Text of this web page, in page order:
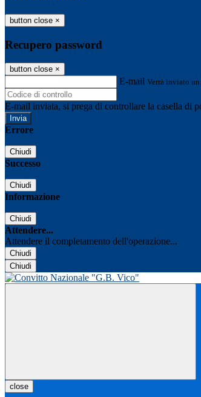
button close ×
Recupero password
button close ×
E-mail Verrà inviato
E-mail inviata, si prega di controllare la casella di
Errore
Chiudi
Successo
Chiudi
Informazione
Chiudi
Attendere...
Attendere il completamento dell'operazione...
Chiudi
Chiudi
close